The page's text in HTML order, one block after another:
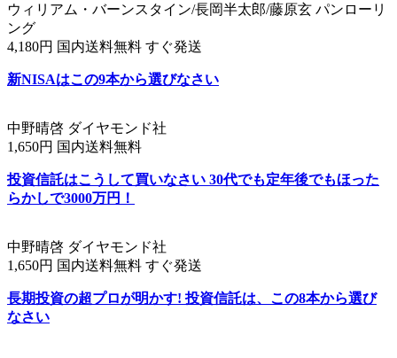
ウィリアム・バーンスタイン/長岡半太郎/藤原玄 パンローリ
ング
4,180円 国内送料無料 すぐ発送
新NISAはこの9本から選びなさい
中野晴啓 ダイヤモンド社
1,650円 国内送料無料
投資信託はこうして買いなさい 30代でも定年後でもほった
らかしで3000万円！
中野晴啓 ダイヤモンド社
1,650円 国内送料無料 すぐ発送
長期投資の超プロが明かす! 投資信託は、この8本から選び
なさい